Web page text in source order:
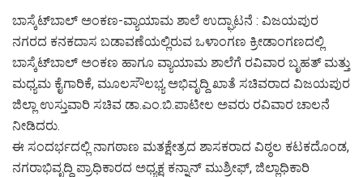
ಬಾಸ್ಕೆಟ್‍ಬಾಲ್ ಅಂಕಣ-ವ್ಯಾಯಾಮ ಶಾಲೆ ಉದ್ಘಾಟನೆ : ವಿಜಯಪುರ
ನಗರದ ಕನಕದಾಸ ಬಡಾವಣೆಯಲ್ಲಿರುವ ಒಳಾಂಗಣ ಕ್ರೀಡಾಂಗಣದಲ್ಲಿ
ಬಾಸ್ಕೆಟ್‍ಬಾಲ್ ಅಂಕಣ ಹಾಗೂ ವ್ಯಾಯಾಮ ಶಾಲೆಗೆ ರವಿವಾರ ಬೃಹತ್ ಮತ್ತು
ಮಧ್ಯಮ ಕೈಗಾರಿಕೆ, ಮೂಲಸೌಲಭ್ಯ ಅಭಿವೃದ್ದಿ ಖಾತೆ ಸಚಿವರಾದ ವಿಜಯಪುರ
ಜಿಲ್ಲಾ ಉಸ್ತುವಾರಿ ಸಚಿವ ಡಾ.ಎಂ.ಬಿ.ಪಾಟೀಲ ಅವರು ರವಿವಾರ ಚಾಲನೆ
ನೀಡಿದರು.
ಈ ಸಂದರ್ಭದಲ್ಲಿ ನಾಗಠಾಣ ಮತಕ್ಷೇತ್ರದ ಶಾಸಕರಾದ ವಿಠ್ಠಲ ಕಟಕದೊಂಡ,
ನಗರಾಭಿವೃದ್ದಿ ಪ್ರಾಧಿಕಾರದ ಅಧ್ಯಕ್ಷ ಕನ್ನಾನ್ ಮುಶ್ರೀಫ್, ಜಿಲ್ಲಾಧಿಕಾರಿ